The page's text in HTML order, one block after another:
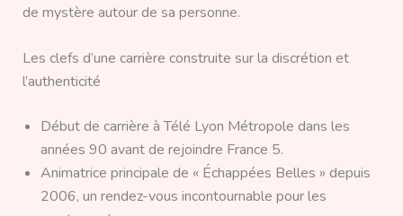
de mystère autour de sa personne.
Les clefs d’une carrière construite sur la discrétion et
l’authenticité
Début de carrière à Télé Lyon Métropole dans les
années 90 avant de rejoindre France 5.
Animatrice principale de « Échappées Belles » depuis
2006, un rendez-vous incontournable pour les